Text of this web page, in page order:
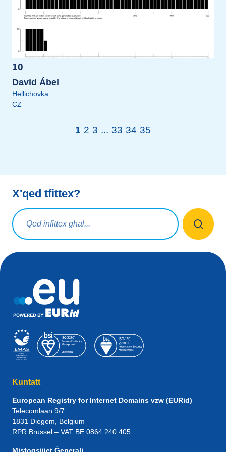
10
David Ábel
Hellichovka
CZ
1 2 3 ... 33 34 35
X'qed tfittex?
Mistoqsijiet ta' tfittxija
Kuntatt
European Registry for Internet Domains vzw (EURid)
Telecomlaan 9/7
1831 Diegem, Belgium
RPR Brussel – VAT BE 0864.240.405